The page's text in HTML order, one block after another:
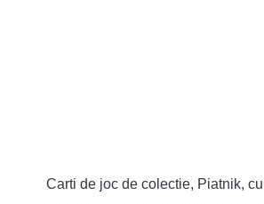
Carti de joc de colectie, Piatnik,